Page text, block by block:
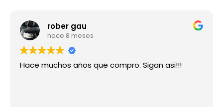
rober gau
hace 8 meses
Hace muchos años que compro. Sigan asi!!!